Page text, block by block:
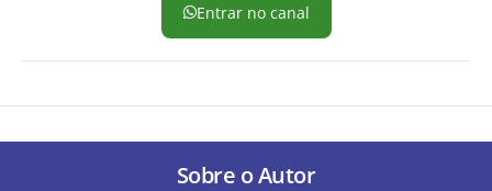
Entrar no canal
Sobre o Autor